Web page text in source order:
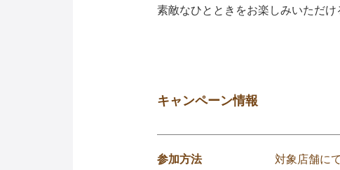
素敵なひとときをお楽しみいただけ
キャンペーン情報
参加方法
対象店舗に